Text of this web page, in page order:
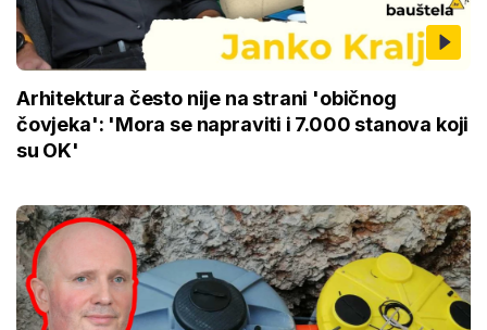
Arhitektura često nije na strani 'običnog
čovjeka': 'Mora se napraviti i 7.000 stanova koji
su OK'